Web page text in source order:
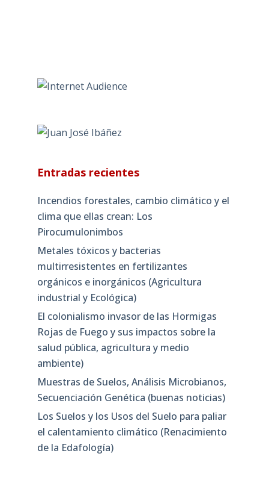
Entradas recientes
Incendios forestales, cambio climático y el
clima que ellas crean: Los
Pirocumulonimbos
Metales tóxicos y bacterias
multirresistentes en fertilizantes
orgánicos e inorgánicos (Agricultura
industrial y Ecológica)
El colonialismo invasor de las Hormigas
Rojas de Fuego y sus impactos sobre la
salud pública, agricultura y medio
ambiente)
Muestras de Suelos, Análisis Microbianos,
Secuenciación Genética (buenas noticias)
Los Suelos y los Usos del Suelo para paliar
el calentamiento climático (Renacimiento
de la Edafología)